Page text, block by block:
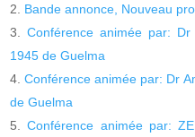
Bande annonce, Nouveau
Conférence animée par:
1945 de Guelma
Conférence animée par: Dr
de Guelma
Conférence animée par: